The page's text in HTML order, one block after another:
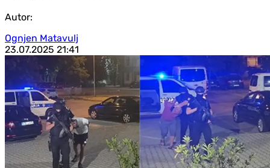
Autor:
Ognjen Matavulj
23.07.2025 21:41